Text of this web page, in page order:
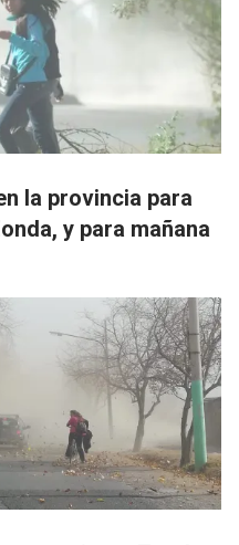
la provincia para
y para mañana